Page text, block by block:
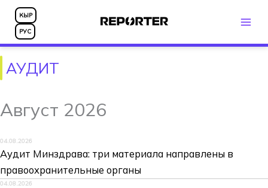
Перейти
содержимому
КЫР
РУС
АУДИТ
Август 2026
04.08.2026
Аудит Минздрава: три материала направлены в
правоохранительные органы
04.08.2026